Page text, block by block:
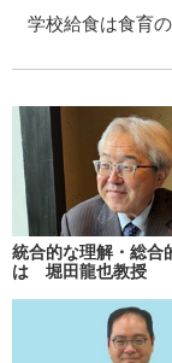
学校給食は食育
統合的な理解・総合
は 堀田龍也教授